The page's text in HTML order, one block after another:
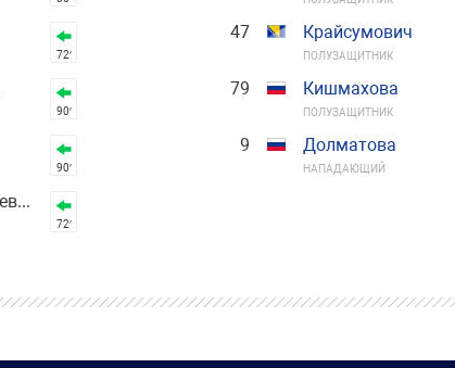
72′
90′
90′
Жафарзаде Севиндж
72′
47 Крайсумович
ПОЛУЗАЩИТНИК
79 Кишмахова
ПОЛУЗАЩИТНИК
9 Долматова
НАПАДАЮЩИЙ